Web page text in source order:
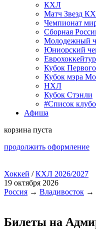
КХЛ
Матч Звезд
Чемпионат
Сборная
Молодежный
Юниорский
Еврохоккейтур
Кубок
Кубок мэра
НХЛ
Кубок Стэнли
#Список
Афиша
корзина пуста
продолжить оформление
Хоккей /КХЛ 2026/2027
19 октября 2026
Россия → Владивосток →
Билеты на